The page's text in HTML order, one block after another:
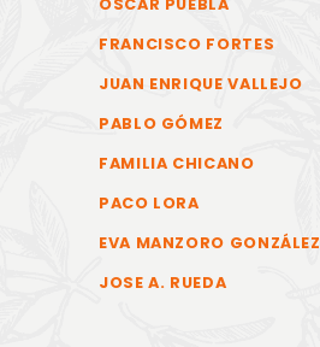
ÓSCAR PUEBLA
FRANCISCO FORTES
JUAN ENRIQUE VALLEJO
PABLO GÓMEZ
FAMILIA CHICANO
PACO LORA
EVA MANZORO GONZÁLEZ
JOSE A. RUEDA